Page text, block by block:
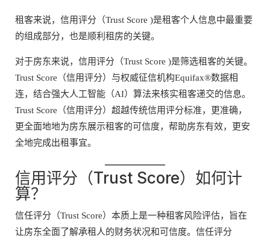
租客来说，信用评分（Trust Score )是租客个人信息中最重要
的组成部分，也是顺利租房的关键。
对于房东来说，信用评分（Trust Score )是筛选租客的关键。
Trust Score（信用评分）与权威征信机构Equifax®数据相
连，结合强大人工智能（AI）算法来核实租客递交的信息。
Trust Score（信用评分）超越传统信用评分标准，更准确，
更全面地地为房东展示租客的可信度，帮助房东有效，更安
全地完成出租事宜。
信用评分（Trust Score）如何计
算？
信任评分（Trust Score）本质上是一种租客风险评估，旨在
让房东全面了解承租人的财务状况和可信度。信任评分